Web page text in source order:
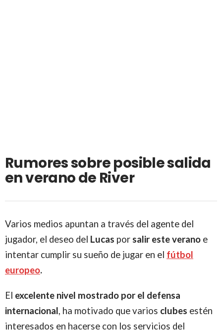
Rumores sobre posible salida
en verano de River
Varios medios apuntan a través del agente del
jugador, el deseo del Lucas por salir este verano e
intentar cumplir su sueño de jugar en el fútbol
europeo.
El excelente nivel mostrado por el defensa
internacional, ha motivado que varios clubes estén
interesados en hacerse con los servicios del